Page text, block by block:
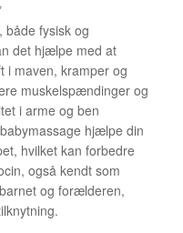
både fysisk og
det hjælpe med at
i maven, kramper og
muskelspændinger og
i arme og ben
hjælpe din
hvilket kan forbedre
også kendt som
og forælderen,